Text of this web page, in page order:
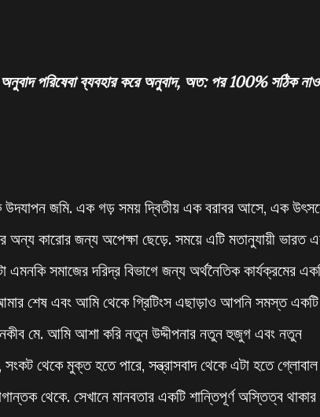
অনুবাদ পরিষেবা ব্যবহার করে অনুবাদ, অত: পর 100% সঠিক নাও
উদযাপন জমি. এক গড় সময় দ্বিতীয় এক বরাবর আসে, এক
কারোর জন্য অপেক্ষা ছেড়ে. সময়ে এটি মতানুযায়ী ভারত
এমনকি সমাজের দরিদ্র বিভাগে জন্য অর্থনৈতিক কার্যক্রমের
শেষ এবং আমি থেকে গ্রিটিংস এছাড়াও আপনি সমস্ত একটি
মে. আমি আশা করি নতুন উদ্দীপনার নতুন হুজুগ এবং নতুন
থেকে মুক্ত হতে পারে, সন্ত্রাসবাদ থেকে এটা হতে গ্লোবাল
থেকে. সেখানে মানবতার একটি শান্তিপূর্ণ অস্তিত্ব থাকার